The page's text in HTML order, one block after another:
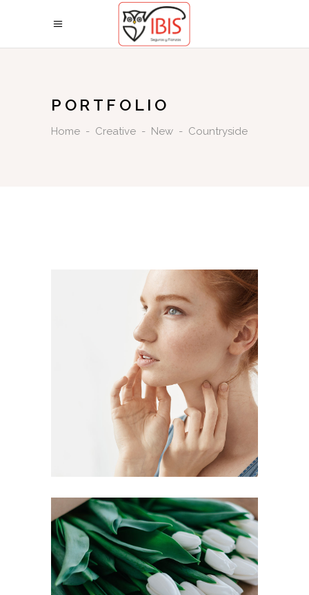
PORTFOLIO
Home - Creative - New - Countryside